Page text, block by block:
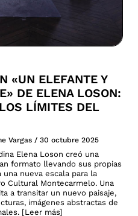
«UN ELEFANTE Y
DE ELENA LOSON:
LÍMITES DEL
Vargas / 30 octubre 2025
Elena Loson creó una
formato llevando sus propias
una nueva escala para la
Cultural Montecarmelo. Una
a transitar un nuevo paisaje,
imágenes abstractas de
[Leer más]